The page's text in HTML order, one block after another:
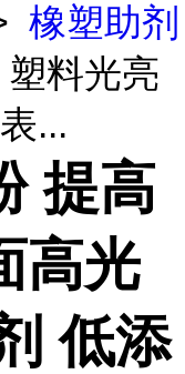
橡塑助剂
塑料光亮
...
提高
高光
低添